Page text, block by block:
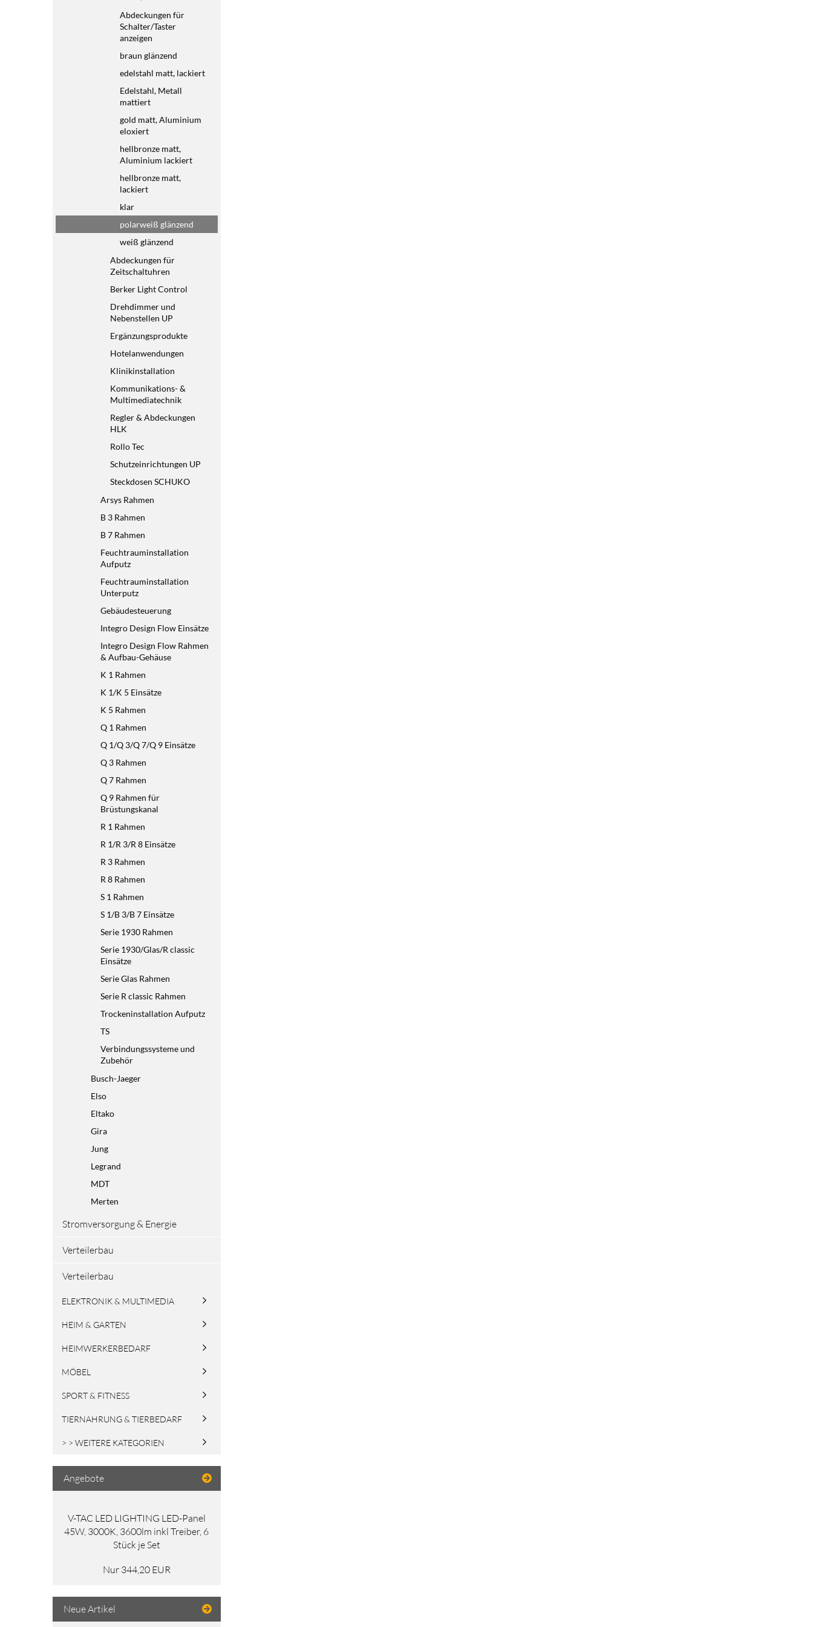
Abdeckungen für
Schalter/Taster
anzeigen
braun glänzend
edelstahl matt, lackiert
Edelstahl, Metall
mattiert
gold matt, Aluminium
eloxiert
hellbronze matt,
Aluminium lackiert
hellbronze matt,
lackiert
klar
polarweiß glänzend
weiß glänzend
Abdeckungen für
Zeitschaltuhren
Berker Light Control
Drehdimmer und
Nebenstellen UP
Ergänzungsprodukte
Hotelanwendungen
Klinikinstallation
Kommunikations- &
Multimediatechnik
Regler & Abdeckungen
HLK
Rollo Tec
Schutzeinrichtungen UP
Steckdosen SCHUKO
Arsys Rahmen
B 3 Rahmen
B 7 Rahmen
Feuchtrauminstallation
Aufputz
Feuchtrauminstallation
Unterputz
Gebäudesteuerung
Integro Design Flow Einsätze
Integro Design Flow Rahmen
& Aufbau-Gehäuse
K 1 Rahmen
K 1/K 5 Einsätze
K 5 Rahmen
Q 1 Rahmen
Q 1/Q 3/Q 7/Q 9 Einsätze
Q 3 Rahmen
Q 7 Rahmen
Q 9 Rahmen für
Brüstungskanal
R 1 Rahmen
R 1/R 3/R 8 Einsätze
R 3 Rahmen
R 8 Rahmen
S 1 Rahmen
S 1/B 3/B 7 Einsätze
Serie 1930 Rahmen
Serie 1930/Glas/R classic
Einsätze
Serie Glas Rahmen
Serie R classic Rahmen
Trockeninstallation Aufputz
TS
Verbindungssysteme und
Zubehör
Busch-Jaeger
Elso
Eltako
Gira
Jung
Legrand
MDT
Merten
Stromversorgung & Energie
Verteilerbau
Verteilerbau
ELEKTRONIK & MULTIMEDIA
HEIM & GARTEN
HEIMWERKERBEDARF
MÖBEL
SPORT & FITNESS
TIERNAHRUNG & TIERBEDARF
> > WEITERE KATEGORIEN
Angebote
V-TAC LED LIGHTING LED-Panel
45W, 3000K, 3600lm inkl Treiber, 6
Stück je Set
Nur 344,20 EUR
Neue Artikel